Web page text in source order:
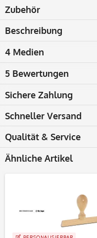
Zubehör
Beschreibung
4 Medien
5 Bewertungen
Sichere Zahlung
Schneller Versand
Qualität & Service
Ähnliche Artikel